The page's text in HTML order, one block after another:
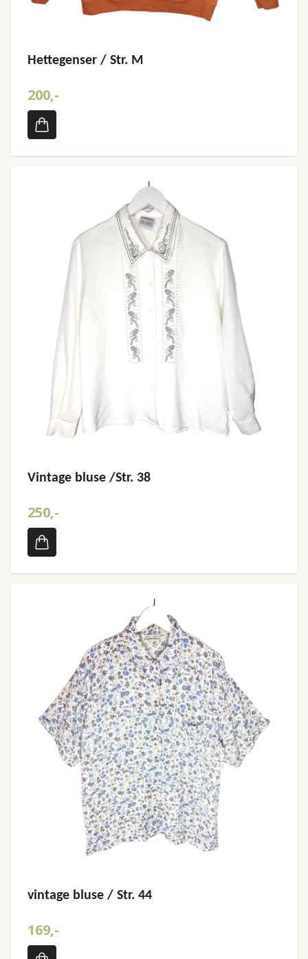
Hettegenser / Str. M
200,-
Vintage bluse /Str. 38
250,-
vintage bluse / Str. 44
169,-